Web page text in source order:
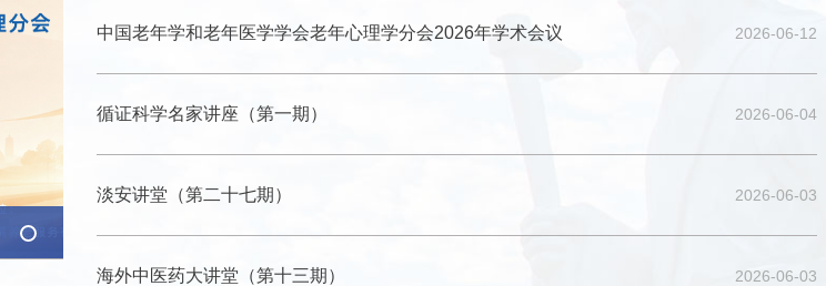
未来讲坛（第一期）
中国老年学和老年医学学会老年心理学分会2026年学术会议 2026-06-12
循证科学名家讲座（第一期） 2026-06-04
淡安讲堂（第二十七期） 2026-06-03
海外中医药大讲堂（第十三期） 2026-06-03